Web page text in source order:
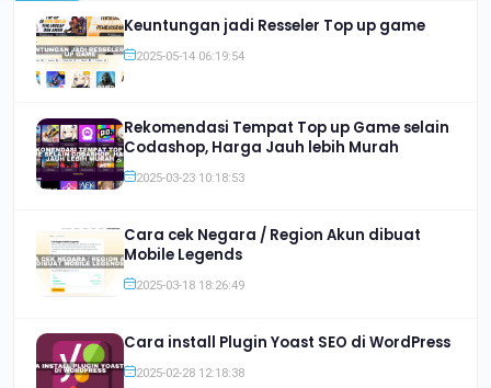
Keuntungan jadi Resseler Top up game
2025-05-14 06:19:54
Rekomendasi Tempat Top up Game selain
Codashop, Harga Jauh lebih Murah
2025-03-23 10:18:53
Cara cek Negara / Region Akun dibuat
Mobile Legends
2025-03-18 18:26:49
Cara install Plugin Yoast SEO di WordPress
2025-02-28 12:18:38